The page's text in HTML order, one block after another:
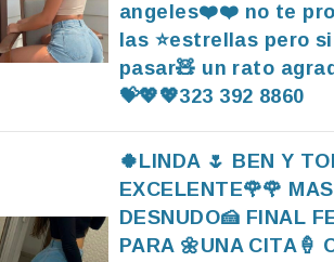
angeles❤️❤️ no te
las ⭐️estrellas pero
pasar🧸 un rato
💝💖💖323 392 8860
🍀LINDA 🌷 BEN Y
EXCELENTE🌹🌹
DESNUDO🍰 FINAL
PARA 🌼UNA CITA🍦